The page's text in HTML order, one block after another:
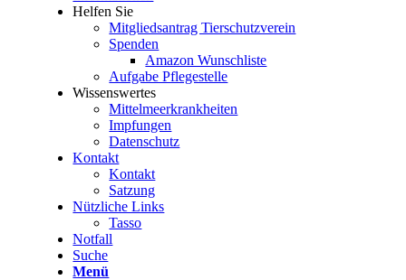
Helfen Sie
Mitgliedsantrag Tierschutzverein
Spenden
Amazon Wunschliste
Aufgabe Pflegestelle
Wissenswertes
Mittelmeerkrankheiten
Impfungen
Datenschutz
Kontakt
Kontakt
Satzung
Nützliche Links
Tasso
Notfall
Suche
Menü